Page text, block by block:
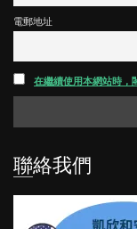
電郵地址
在繼續使用本網站時，
聯絡我們